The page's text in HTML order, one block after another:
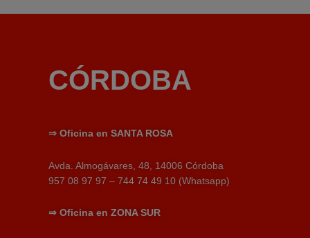
CÓRDOBA
⇒ Oficina en SANTA ROSA
Avda. Almogávares, 48, 14006 Córdoba
957 08 97 97 – 744 74 49 10 (Whatsapp)
⇒ Oficina en ZONA SUR